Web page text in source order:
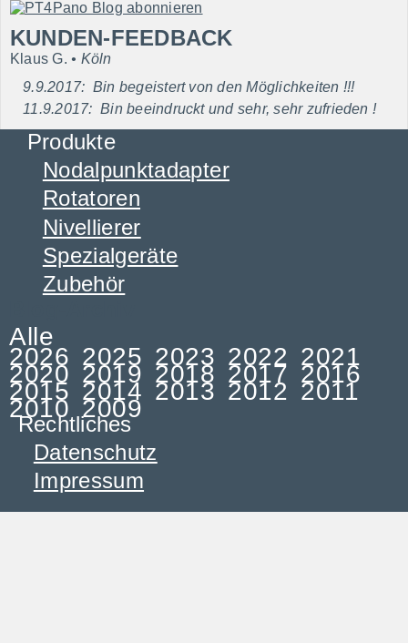
KUNDEN-FEEDBACK
Klaus G.
Köln
9.9.2017: Bin begeistert von den Möglichkeiten !!!
11.9.2017: Bin beeindruckt und sehr, sehr zufrieden !
Produkte
Nodalpunktadapter
Rotatoren
Nivellierer
Spezialgeräte
Zubehör
Alle
2026 2025 2023 2022 2021
2020 2019 2018 2017 2016
2015 2014 2013 2012 2011
2010 2009
Rechtliches
Datenschutz
Impressum